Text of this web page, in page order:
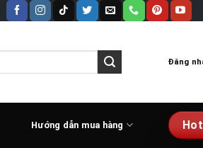
Đăng
Hướng dẫn mua hàng